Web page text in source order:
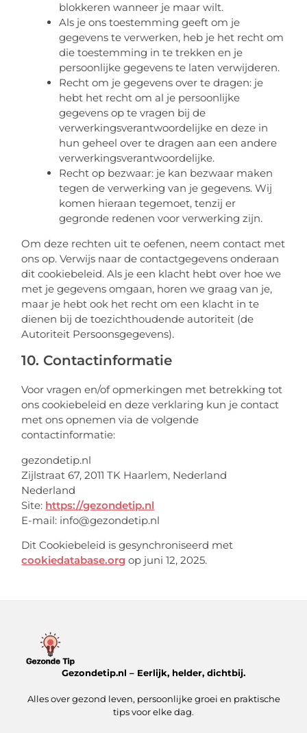
blokkeren wanneer je maar wilt.
Als je ons toestemming geeft om je
gegevens te verwerken, heb je het recht om
die toestemming in te trekken en je
persoonlijke gegevens te laten verwijderen.
Recht om je gegevens over te dragen: je
hebt het recht om al je persoonlijke
gegevens op te vragen bij de
verwerkingsverantwoordelijke en deze in
hun geheel over te dragen aan een andere
verwerkingsverantwoordelijke.
Recht op bezwaar: je kan bezwaar maken
tegen de verwerking van je gegevens. Wij
komen hieraan tegemoet, tenzij er
gegronde redenen voor verwerking zijn.
Om deze rechten uit te oefenen, neem contact met
ons op. Verwijs naar de contactgegevens onderaan
dit cookiebeleid. Als je een klacht hebt over hoe we
met je gegevens omgaan, horen we graag van je,
maar je hebt ook het recht om een klacht in te
dienen bij de toezichthoudende autoriteit (de
Autoriteit Persoonsgegevens).
10. Contactinformatie
Voor vragen en/of opmerkingen met betrekking tot
ons cookiebeleid en deze verklaring kun je contact
met ons opnemen via de volgende
contactinformatie:
gezondetip.nl
Zijlstraat 67, 2011 TK Haarlem, Nederland
Nederland
Site: https://gezondetip.nl
E-mail: info@gezondetip.nl
Dit Cookiebeleid is gesynchroniseerd met
cookiedatabase.org op juni 12, 2025.
Gezondetip.nl – Eerlijk, helder, dichtbij.
Alles over gezond leven, persoonlijke groei en praktische
tips voor elke dag.